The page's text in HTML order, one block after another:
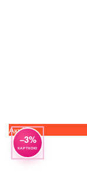
Акція
−3%
КАРТКОЮ